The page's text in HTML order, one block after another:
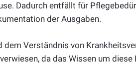
Dadurch entfällt für
der Ausgaben.
Verständnis von
verwiesen, da das Wissen um diese